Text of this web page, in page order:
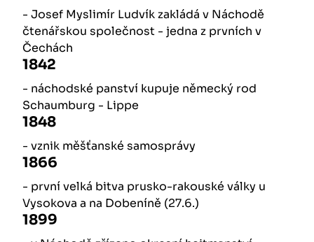
- Josef Myslimír Ludvík zakládá v Náchodě
čtenářskou společnost - jedna z prvních v
Čechách
1842
- náchodské panství kupuje německý rod
Schaumburg - Lippe
1848
- vznik měšťanské samosprávy
1866
- první velká bitva prusko-rakouské války u
Vysokova a na Dobeníně (27.6.)
1899